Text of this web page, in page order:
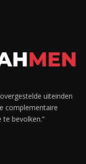
uiteinden
complementaire
bevolken.”